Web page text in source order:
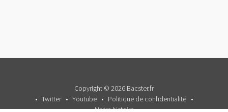
Copyright © 2026 Bacster.fr
Twitter
Youtube
Politique de confidentialité
Notre histoire